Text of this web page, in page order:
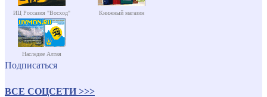
ИЦ Россазия "Восход" Книжный магазин
Наследие Алтая
Подписаться
ВСЕ СОЦСЕТИ >>>